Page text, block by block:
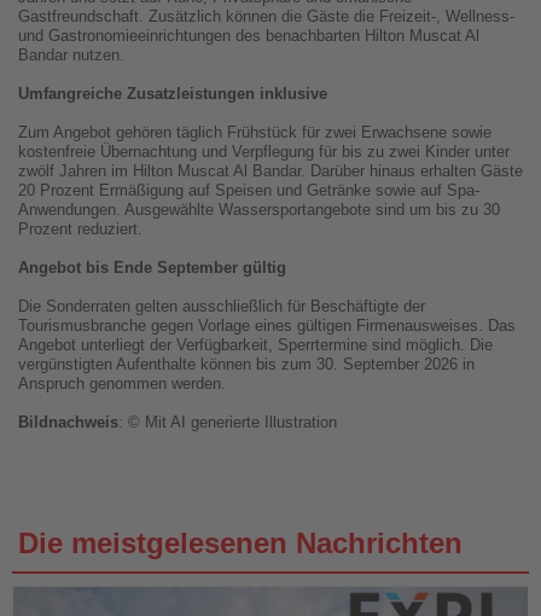
Gastfreundschaft. Zusätzlich können die Gäste die Freizeit-, Wellness-
und Gastronomieeinrichtungen des benachbarten Hilton Muscat Al
Bandar nutzen.
Umfangreiche Zusatzleistungen inklusive
Zum Angebot gehören täglich Frühstück für zwei Erwachsene sowie
kostenfreie Übernachtung und Verpflegung für bis zu zwei Kinder unter
zwölf Jahren im Hilton Muscat Al Bandar. Darüber hinaus erhalten Gäste
20 Prozent Ermäßigung auf Speisen und Getränke sowie auf Spa-
Anwendungen. Ausgewählte Wassersportangebote sind um bis zu 30
Prozent reduziert.
Angebot bis Ende September gültig
Die Sonderraten gelten ausschließlich für Beschäftigte der
Tourismusbranche gegen Vorlage eines gültigen Firmenausweises. Das
Angebot unterliegt der Verfügbarkeit, Sperrtermine sind möglich. Die
vergünstigten Aufenthalte können bis zum 30. September 2026 in
Anspruch genommen werden.
Bildnachweis: © Mit AI generierte Illustration
Die meistgelesenen Nachrichten